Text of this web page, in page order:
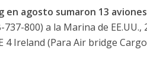
en agosto sumaron 13 aviones
800) a la Marina de EE.UU.,
4 Ireland (Para Air bridge